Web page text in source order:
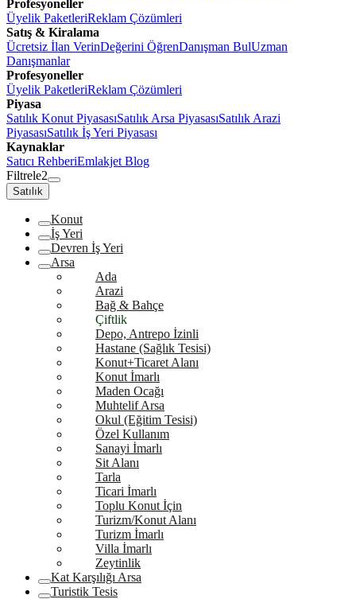
Profesyoneller
Üyelik PaketleriReklam Çözümleri
Satış & Kiralama
Ücretsiz İlan VerinDeğerini ÖğrenDanışman BulUzman
Danışmanlar
Profesyoneller
Üyelik PaketleriReklam Çözümleri
Piyasa
Satılık Konut PiyasasıSatılık Arsa PiyasasıSatılık Arazi
PiyasasıSatılık İş Yeri Piyasası
Kaynaklar
Satıcı RehberiEmlakjet Blog
Filtrele2
Satılık
Konut
İş Yeri
Devren İş Yeri
Arsa
Ada
Arazi
Bağ & Bahçe
Çiftlik
Depo, Antrepo İzinli
Hastane (Sağlık Tesisi)
Konut+Ticaret Alanı
Konut İmarlı
Maden Ocağı
Muhtelif Arsa
Okul (Eğitim Tesisi)
Özel Kullanım
Sanayi İmarlı
Sit Alanı
Tarla
Ticari İmarlı
Toplu Konut İçin
Turizm/Konut Alanı
Turizm İmarlı
Villa İmarlı
Zeytinlik
Kat Karşılığı Arsa
Turistik Tesis